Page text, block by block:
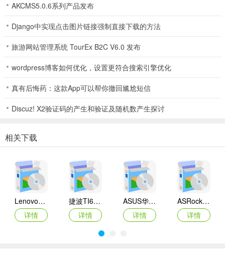
AKCMS5.0.6系列产品发布
Django中实现点击图片链接强制直接下载的方法
旅游网站管理系统 TourEx B2C V6.0 发布
wordpress博客如何优化，设置更符合搜索引擎优化
真有后悔药：这款App可以帮你撤回尴尬短信
Discuz! X2验证码的产生和验证及随机数产生探讨
相关下载
Lenovo联想 Ideapad Z465/Z565系列笔记本 声卡驱动
详情
捷波TI61AG-A主板BIOS
详情
ASUS华硕F1A55-M LX3 R2.0主板BIOS
详情
ASRock华擎IMB-A160主板BIOS
详情